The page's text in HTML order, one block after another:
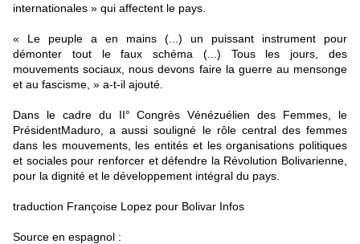
internationales » qui affectent le pays.
« Le peuple a en mains (...) un puissant instrument pour
démonter tout le faux schéma (...) Tous les jours, des
mouvements sociaux, nous devons faire la guerre au mensonge
et au fascisme, » a-t-il ajouté.
Dans le cadre du II° Congrès Vénézuélien des Femmes, le
PrésidentMaduro, aaussi souligné le rôle central des femmes
dans les mouvements, les entités et les organisations politiques
et sociales pour renforcer et défendre la Révolution Bolivarienne,
pour la dignité et le développement intégral du pays.
traduction Françoise Lopez pour Bolivar Infos
Source en espagnol :